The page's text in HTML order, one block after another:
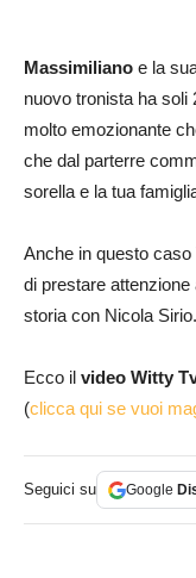
Massimiliano e la
nuovo tronista ha soli
molto emozionante
che dal parterre
sorella e la tua
Anche in questo
di prestare
storia con Nicola Sirio.
Ecco il video Witty
(clicca qui se vuoi
Seguici su Google